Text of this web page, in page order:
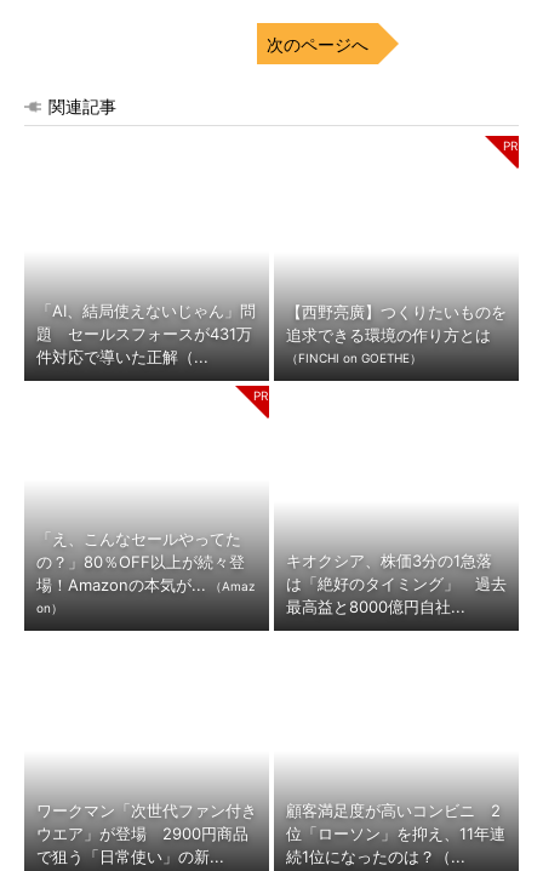
次のページへ
関連記事
「AI、結局使えないじゃん」問
題 セールスフォースが431万
件対応で導いた正解（...
【西野亮廣】つくりたいものを
追求できる環境の作り方とは
（FINCHI on GOETHE）
「え、こんなセールやってた
の？」80％OFF以上が続々登
場！Amazonの本気が...
（Amaz
on）
キオクシア、株価3分の1急落
は「絶好のタイミング」 過去
最高益と8000億円自社...
ワークマン「次世代ファン付き
ウエア」が登場 2900円商品
で狙う「日常使い」の新...
顧客満足度が高いコンビニ 2
位「ローソン」を抑え、11年連
続1位になったのは？（...